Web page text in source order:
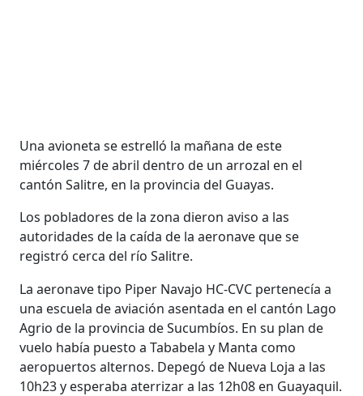
Una avioneta se estrelló la mañana de este
miércoles 7 de abril dentro de un arrozal en el
cantón Salitre, en la provincia del Guayas.
Los pobladores de la zona dieron aviso a las
autoridades de la caída de la aeronave que se
registró cerca del río Salitre.
La aeronave tipo Piper Navajo HC-CVC pertenecía a
una escuela de aviación asentada en el cantón Lago
Agrio de la provincia de Sucumbíos. En su plan de
vuelo había puesto a Tababela y Manta como
aeropuertos alternos. Depegó de Nueva Loja a las
10h23 y esperaba aterrizar a las 12h08 en Guayaquil.